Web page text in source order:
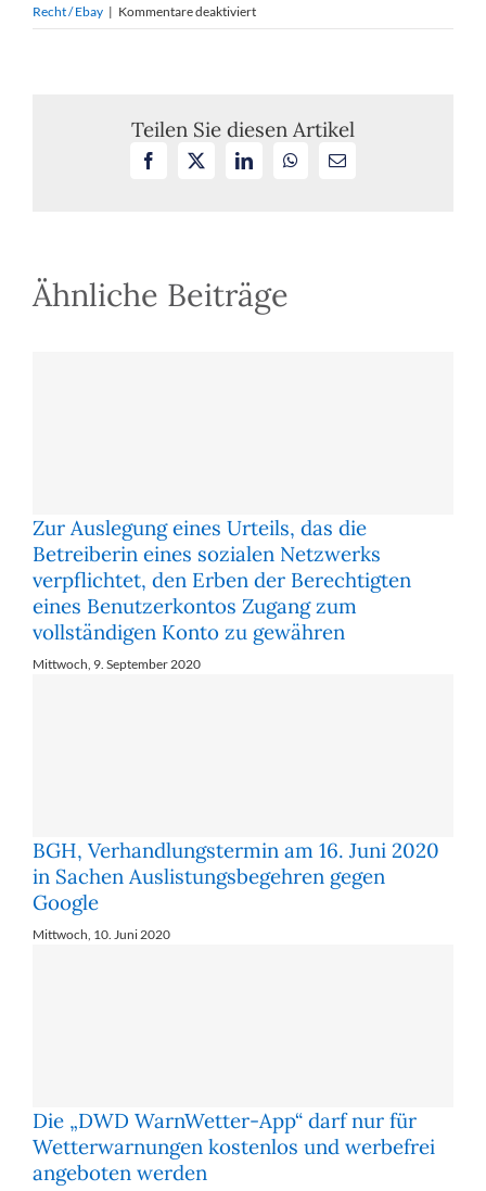
Recht / Ebay | Kommentare deaktiviertfür
BGH
sogenannter
„Tippfehler-
Domains“
Teilen Sie diesen Artikel
Facebook LinkedInWhatsApp
E-
Ähnliche Beiträge
Zur Auslegung eines Urteils, das die
Betreiberin eines sozialen Netzwerks
verpflichtet, den Erben der Berechtigten
eines Benutzerkontos Zugang zum
vollständigen Konto zu gewähren
Mittwoch, 9. September 2020
BGH, Verhandlungstermin am 16. Juni 2020
in Sachen Auslistungsbegehren gegen
Google
Mittwoch, 10. Juni 2020
Die „DWD WarnWetter-App“ darf nur für
Wetterwarnungen kostenlos und werbefrei
angeboten werden